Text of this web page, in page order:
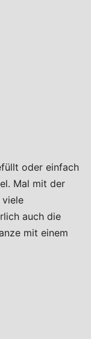
oder einfach
Mal mit der
viele
auch die
mit einem